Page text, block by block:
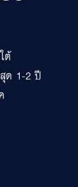
ต้
ด 1-2 ปี